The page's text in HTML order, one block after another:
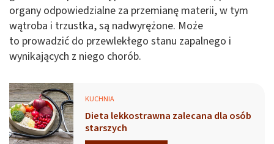
organy odpowiedzialne za przemianę materii, w tym
wątroba i trzustka, są nadwyrężone. Może
to prowadzić do przewlekłego stanu zapalnego i
wynikających z niego chorób.
KUCHNIA
Dieta lekkostrawna zalecana dla osób
starszych